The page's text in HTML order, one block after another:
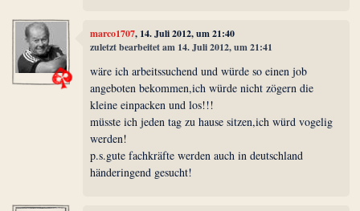
marco1707, 14. Juli 2012, um 21:40
zuletzt bearbeitet am 14. Juli 2012, um 21:41
wäre ich arbeitssuchend und würde so einen job
angeboten bekommen,ich würde nicht zögern die
kleine einpacken und los!!!
müsste ich jeden tag zu hause sitzen,ich würd vogelig
werden!
p.s.gute fachkräfte werden auch in deutschland
händeringend gesucht!